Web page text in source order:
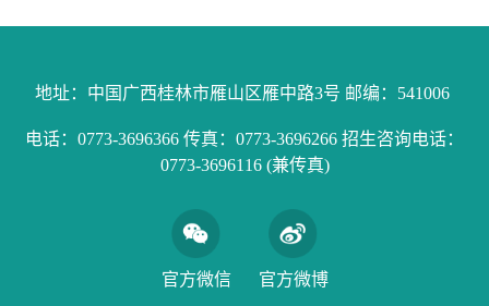
地址：中国广西桂林市雁山区雁中路3号 邮编：541006
电话：0773-3696366 传真：0773-3696266 招生咨询电话：
0773-3696116 (兼传真)
官方微信 官方微博